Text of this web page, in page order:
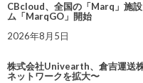
CBcloud、全国の「Marq」施
ム「MarqGO」開始
2026年8月5日
株式会社Univearth、倉吉運送
ネットワークを拡大〜